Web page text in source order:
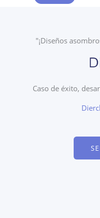
"¡Diseños
Caso de éxito,